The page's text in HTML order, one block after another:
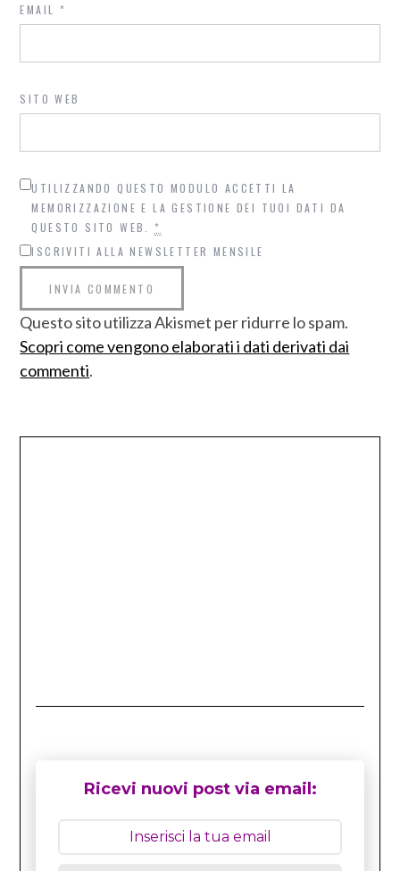
EMAIL *
SITO WEB
UTILIZZANDO QUESTO MODULO ACCETTI LA
MEMORIZZAZIONE E LA GESTIONE DEI TUOI DATI DA
QUESTO SITO WEB.*
ISCRIVITI ALLA NEWSLETTER MENSILE
Questo sito utilizza Akismet per ridurre lo spam.
Scopri come vengono elaborati i dati derivati dai
commenti.
Ricevi nuovi post via email: